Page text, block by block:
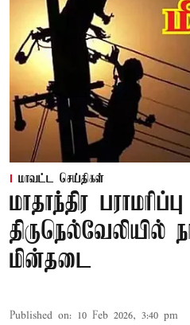
மாவட்ட செய்திகள்
மாதாந்திர
திருநெல்வேலியில்
மின்தடை
Published on: 10 Feb 2026, 3:40 pm